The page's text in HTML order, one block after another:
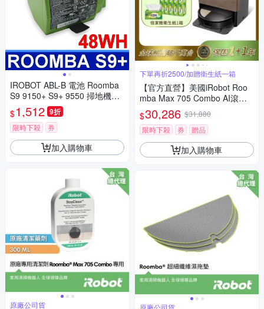
IROBOT ABL-B 電池 Roomba
S9 9150+ S9+ 9550 掃地機電
池
$1,512 9折
限時下殺 券
加入購物車
原廠公司貨
下單再折2500/加贈衛生紙一箱
【官方直營】美國iRobot Roo
mba Max 705 Combo AI滾筒
活熱水熱風旗艦機皇掃拖機器
人 總代理保固1+1年
$30,286 $31,880
限時下殺
券 贈品
加入購物車